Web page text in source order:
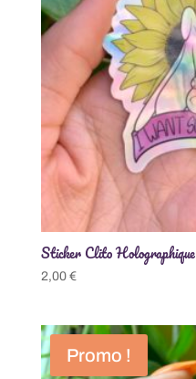
Sticker Clito Holographique
2,00 €
Promo !